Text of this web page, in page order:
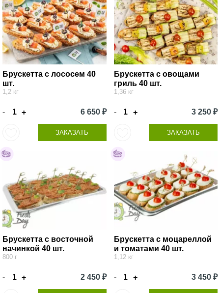
Брускетта с лососем 40
шт.
1,2 кг
- + 6 650 ₽
ЗАКАЗАТЬ
Брускетта с овощами
гриль 40 шт.
1,36 кг
- + 3 250 ₽
ЗАКАЗАТЬ
Брускетта с восточной
начинкой 40 шт.
800 г
- + 2 450 ₽
Брускетта с моцареллой
и томатами 40 шт.
1,12 кг
- + 3 450 ₽